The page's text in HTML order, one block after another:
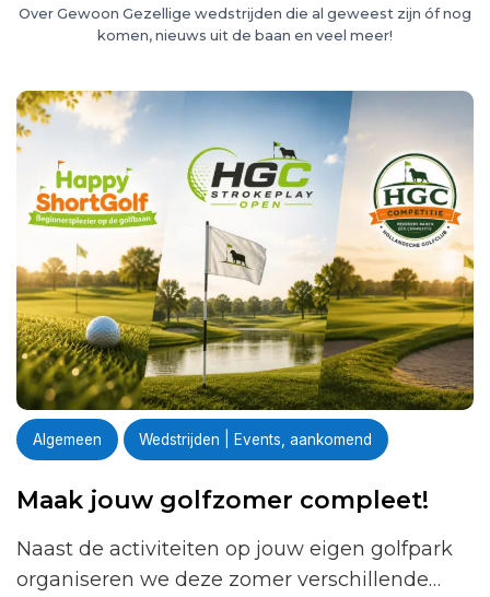
Over Gewoon Gezellige wedstrijden die al geweest zijn óf nog
komen, nieuws uit de baan en veel meer!
Algemeen Wedstrijden | Events, aankomend
Maak jouw golfzomer compleet!
Naast de activiteiten op jouw eigen golfpark
organiseren we deze zomer verschillende